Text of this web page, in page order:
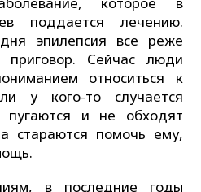
поддается лечению.
эпилепсия все реже
приговор. Сейчас люди
относиться к
у кого-то случается
и не обходят
стараются помочь ему,
в последние годы